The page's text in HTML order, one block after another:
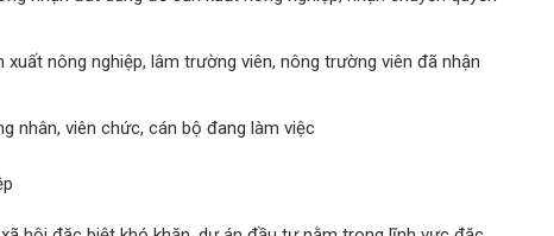
nông nghiệp, lâm trường viên, nông trường viên đã nhận
nhân, viên chức, cán bộ đang làm việc